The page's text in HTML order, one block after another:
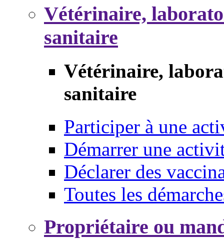
Vétérinaire,
sanitaire
Vétérinaire,
sanitaire
Participer à une
Démarrer une
Déclarer des
Toutes les
Propriétaire ou